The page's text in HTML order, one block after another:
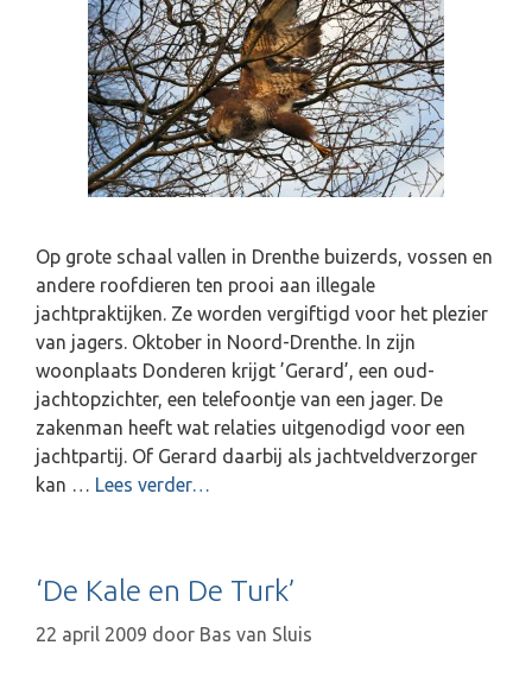
Op grote schaal vallen in Drenthe buizerds, vossen en
andere roofdieren ten prooi aan illegale
jachtpraktijken. Ze worden vergiftigd voor het plezier
van jagers. Oktober in Noord-Drenthe. In zijn
woonplaats Donderen krijgt ’Gerard’, een oud-
jachtopzichter, een telefoontje van een jager. De
zakenman heeft wat relaties uitgenodigd voor een
jachtpartij. Of Gerard daarbij als jachtveldverzorger
kan … Lees verder…
‘De Kale en De Turk’
22 april 2009 door Bas van Sluis